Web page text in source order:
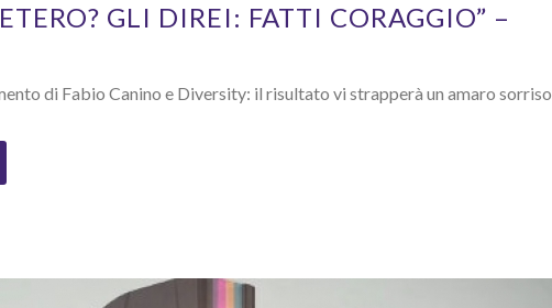
GLI DIREI: FATTI CORAGGIO” –
di Fabio Canino e Diversity: il risultato vi strapperà un amaro sorriso